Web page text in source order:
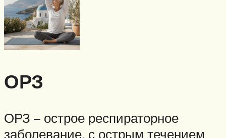
ОРЗ
ОРЗ – острое респираторное
заболевание, с острым течением